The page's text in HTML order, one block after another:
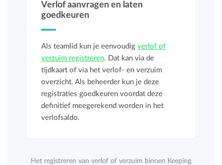
Verlof aanvragen en laten
goedkeuren
Als teamlid kun je eenvoudigverlof of
verzuim registreren. Dat kan via de
tijdkaart of via het verlof- en verzuim
overzicht. Als beheerder kun je deze
registraties goedkeuren voordat deze
definitief meegerekend worden in het
verlofsaldo.
Het registreren van verlof of verzuim binnen Keeping